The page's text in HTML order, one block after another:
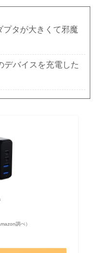
プタが大きくて邪魔
デバイスを充電した
調べ）